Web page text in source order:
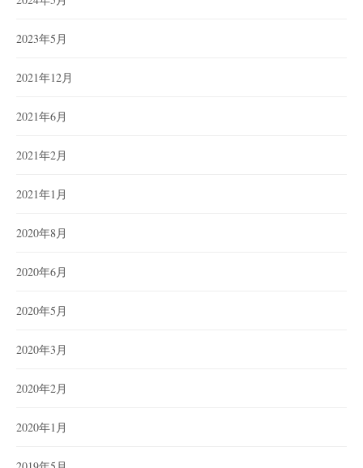
2023年5月
2021年12月
2021年6月
2021年2月
2021年1月
2020年8月
2020年6月
2020年5月
2020年3月
2020年2月
2020年1月